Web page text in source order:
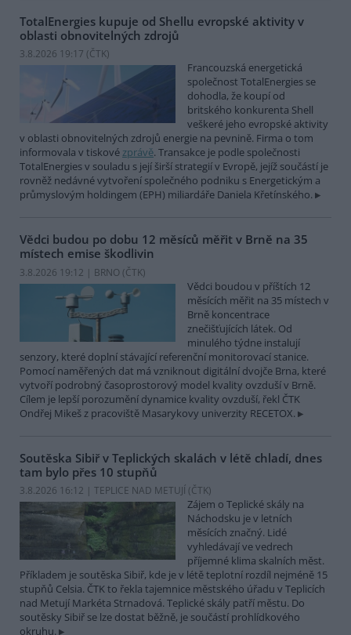
TotalEnergies kupuje od Shellu evropské aktivity v
oblasti obnovitelných zdrojů
3.8.2026 19:17 (ČTK)
Francouzská energetická
společnost TotalEnergies se
dohodla, že koupí od
britského konkurenta Shell
veškeré jeho evropské aktivity
v oblasti obnovitelných zdrojů energie na pevnině. Firma o tom
informovala v tiskovézprávě. Transakce je podle společnosti
TotalEnergies v souladu s její širší strategií v Evropě, jejíž součástí je
rovněž nedávné vytvoření společného podniku s Energetickým a
průmyslovým holdingem (EPH) miliardáře Daniela Křetínského.
Vědci budou po dobu 12 měsíců měřit v Brně na 35
místech emise škodlivin
3.8.2026 19:12 | BRNO (ČTK)
Vědci boudou v příštích 12
měsících měřit na 35 místech v
Brně koncentrace
znečišťujících látek. Od
minulého týdne instalují
senzory, které doplní stávající referenční monitorovací stanice.
Pomocí naměřených dat má vzniknout digitální dvojče Brna, které
vytvoří podrobný časoprostorový model kvality ovzduší v Brně.
Cílem je lepší porozumění dynamice kvality ovzduší, řekl ČTK
Ondřej Mikeš z pracoviště Masarykovy univerzity RECETOX.
Soutěska Sibiř v Teplických skalách v létě chladí, dnes
tam bylo přes 10 stupňů
3.8.2026 16:12 | TEPLICE NAD METUJÍ (ČTK)
Zájem o Teplické skály na
Náchodsku je v letních
měsících značný. Lidé
vyhledávají ve vedrech
příjemné klima skalních měst.
Příkladem je soutěska Sibiř, kde je v létě teplotní rozdíl nejméně 15
stupňů Celsia. ČTK to řekla tajemnice městského úřadu v Teplicích
nad Metují Markéta Strnadová. Teplické skály patří městu. Do
soutěsky Sibiř se lze dostat běžně, je součástí prohlídkového
okruhu.